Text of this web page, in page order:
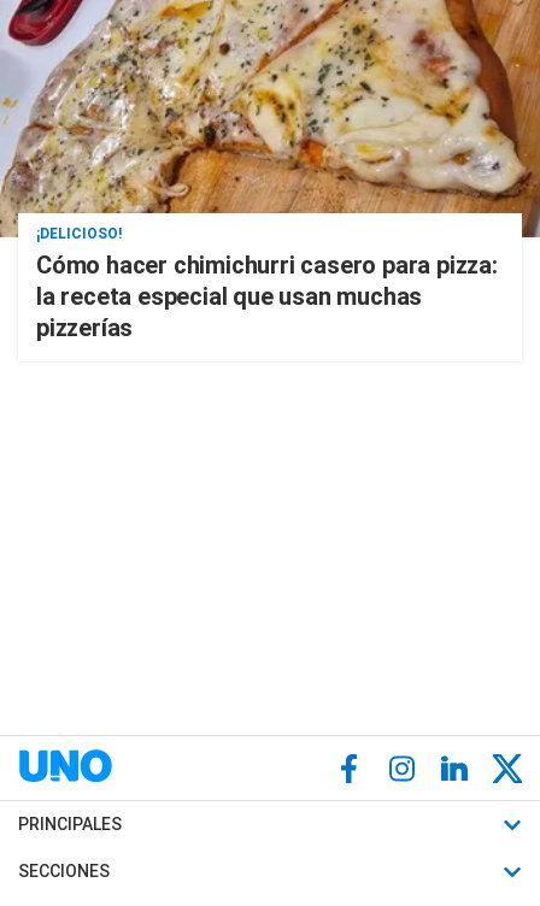
¡DELICIOSO!
Cómo hacer chimichurri casero para pizza:
la receta especial que usan muchas
pizzerías
PRINCIPALES
Últimas Noticias
SECCIONES